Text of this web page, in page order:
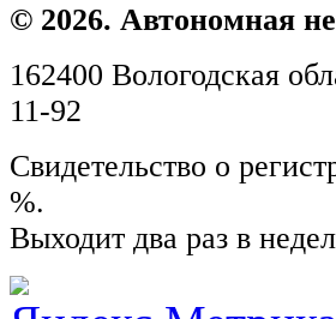
© 2026. Автономная
162400 Вологодская
11-92
Свидетельство о
%.
Выходит два раз в